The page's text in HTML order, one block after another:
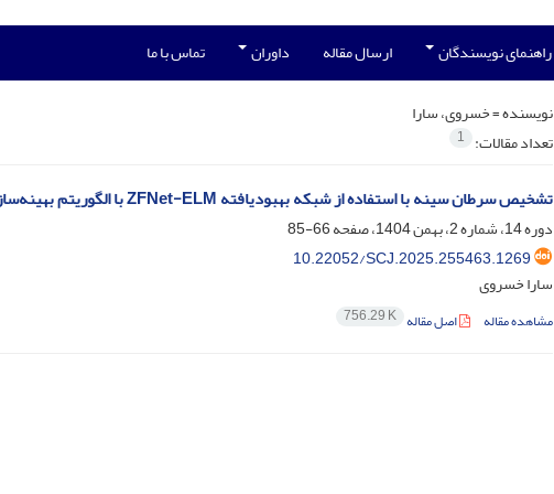
راهنمای نویسندگان ارسال مقاله داوران تماس با ما
نویسنده =خسروی، سارا
تعداد مقالات: 1
تشخیص سرطان سینه با استفاده از شبکه بهبودیافته ZFNet-ELM با الگوریتم بهینه‌سازی COA
دوره 14، شماره 2، بهمن 1404، صفحه
66-85
10.22052/SCJ.2025.255463.1269
سارا خسروی
مشاهده مقاله اصل مقاله 756.29 K